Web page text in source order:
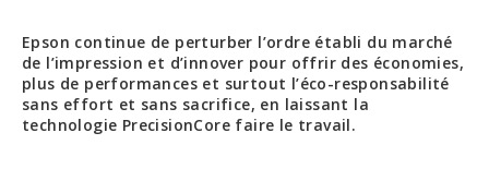
Epson continue de perturber l’ordre établi du marché
de l’impression et d’innover pour offrir des économies,
plus de performances et surtout l’éco-responsabilité
sans effort et sans sacrifice, en laissant la
technologie PrecisionCore faire le travail.